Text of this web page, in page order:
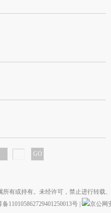
GO
有或持有。未经许可，禁止进行转载
备110105862729401250013号
京公网